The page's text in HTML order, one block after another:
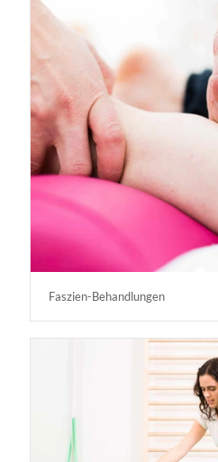
Faszien-Behandlungen